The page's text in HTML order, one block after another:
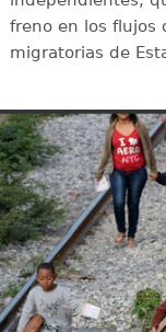
freno en los flujos
migratorias de